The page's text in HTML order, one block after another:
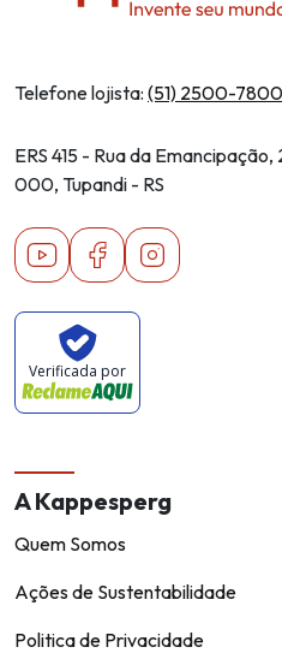
Telefone lojista: (51) 2500-7800
ERS 415 - Rua da
000, Tupandi - RS
YoutubeFacebookInstagram
Verificada por
A Kappesperg
Quem Somos
Ações de Sustentabilidade
Politica de Privacidade